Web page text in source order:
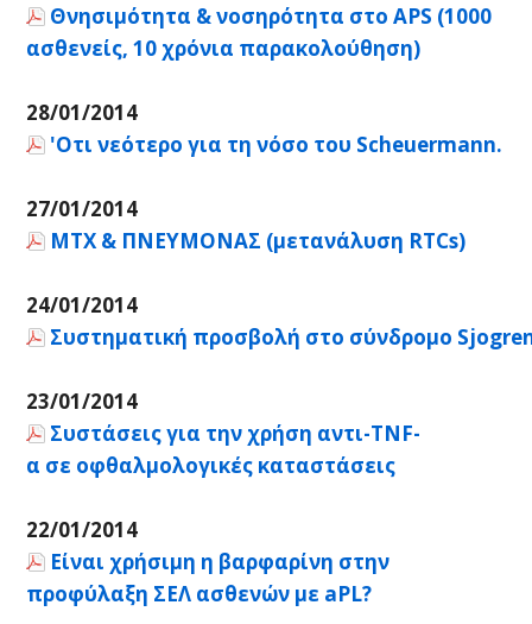
Θνησιμότητα & νοσηρότητα στο APS (1000
ασθενείς, 10 χρόνια παρακολούθηση)
28/01/2014
'Οτι νεότερο για τη νόσο του Scheuermann.
27/01/2014
MTX & ΠΝΕΥΜΟΝΑΣ (μετανάλυση RTCs)
24/01/2014
Συστηματική προσβολή στο σύνδρομο
23/01/2014
Συστάσεις για την χρήση αντι-TNF-
α σε οφθαλμολογικές καταστάσεις
22/01/2014
Είναι χρήσιμη η βαρφαρίνη στην
προφύλαξη ΣΕΛ ασθενών με aPL?